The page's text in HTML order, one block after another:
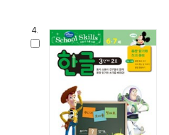
4.